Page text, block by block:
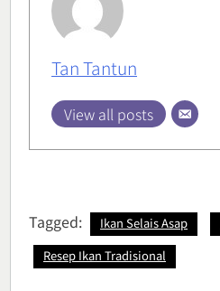
Tan Tantun
View all posts
Tagged: Ikan Selais Asap
Resep Ikan Tradisional